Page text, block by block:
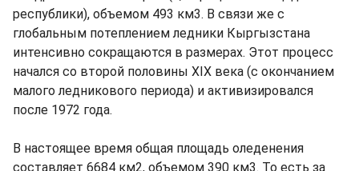
республики), объемом 493 км3. В связи же с
глобальным потеплением ледники Кыргызстана
интенсивно сокращаются в размерах. Этот процесс
начался со второй половины ХIХ века (с окончанием
малого ледникового периода) и активизировался
после 1972 года.
В настоящее время общая площадь оледенения
составляет 6684 км2, объемом 390 км3. То есть за